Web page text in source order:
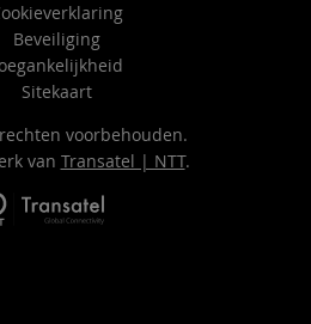
Beveiliging
Sitekaart
voorbehouden.
van Transatel | NTT.